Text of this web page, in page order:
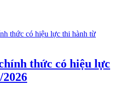
thức có hiệu lực